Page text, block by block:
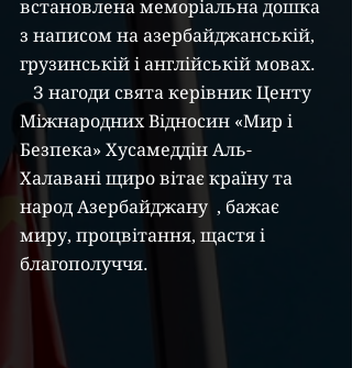
встановлена меморіальна дошка
з написом на азербайджанській,
грузинській і англійській мовах.
Міжнародних Відносин «Мир і
Безпека» Хусамеддін Аль-
Халавані щиро вітає країну та
народ Азербайджану  , бажає
миру, процвітання, щастя і
благополуччя.